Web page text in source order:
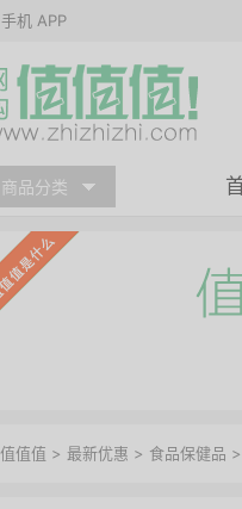
手机 APP
商品分类
值值值 > 最新优惠 > 食品保健品 >